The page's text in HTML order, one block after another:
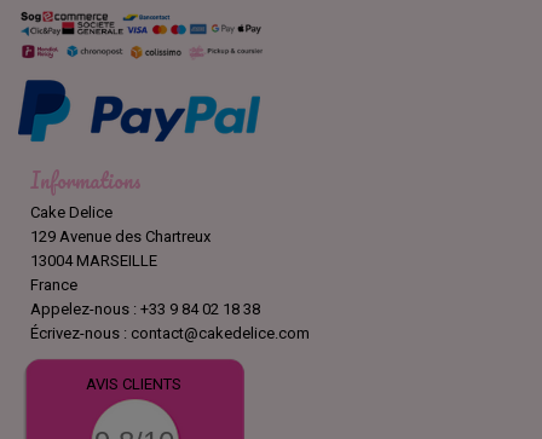
Informations
Cake Delice
129 Avenue des Chartreux
13004 MARSEILLE
France
Appelez-nous : +33 9 84 02 18 38
Écrivez-nous : contact@cakedelice.com
AVIS CLIENTS